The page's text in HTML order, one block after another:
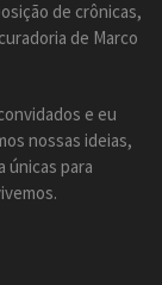
de crônicas,
de Marco
e eu
nossas ideias,
únicas para